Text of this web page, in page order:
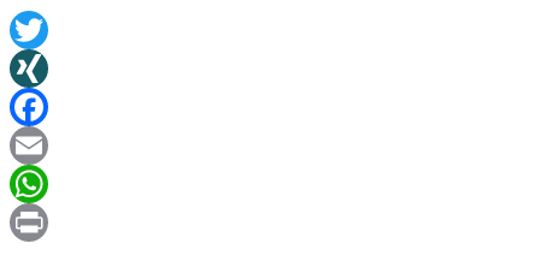
Twitter
XING
Facebook
Email
WhatsApp